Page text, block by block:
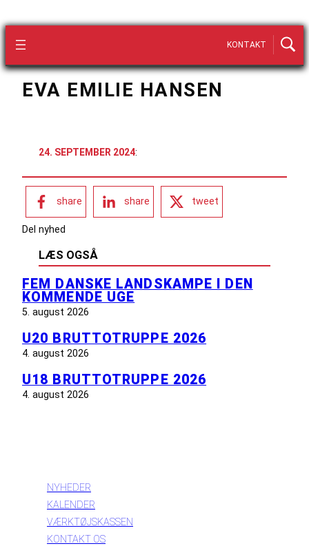
KONTAKT
EVA EMILIE HANSEN
24. SEPTEMBER 2024:
share share tweet
Del nyhed
LÆS OGSÅ
FEM DANSKE LANDSKAMPE I DEN
KOMMENDE UGE
5. august 2026
U20 BRUTTOTRUPPE 2026
4. august 2026
U18 BRUTTOTRUPPE 2026
4. august 2026
NYHEDER
KALENDER
VÆRKTØJSKASSEN
KONTAKT OS